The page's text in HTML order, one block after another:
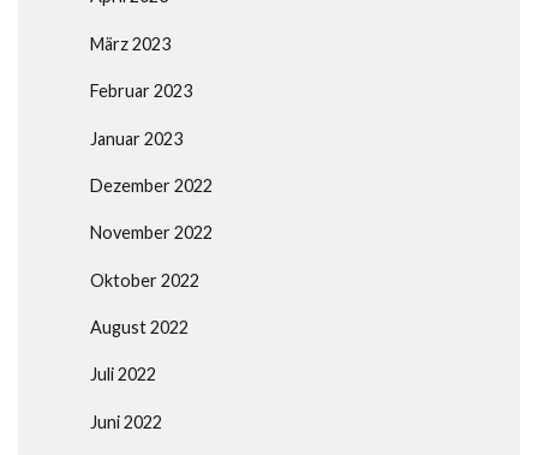
März 2023
Februar 2023
Januar 2023
Dezember 2022
November 2022
Oktober 2022
August 2022
Juli 2022
Juni 2022